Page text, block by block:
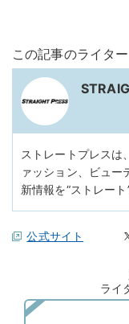
この記事のライター
ストレートプレスは
ァッション、ビュー
新情報を“ストレート
公式サイト
ライ